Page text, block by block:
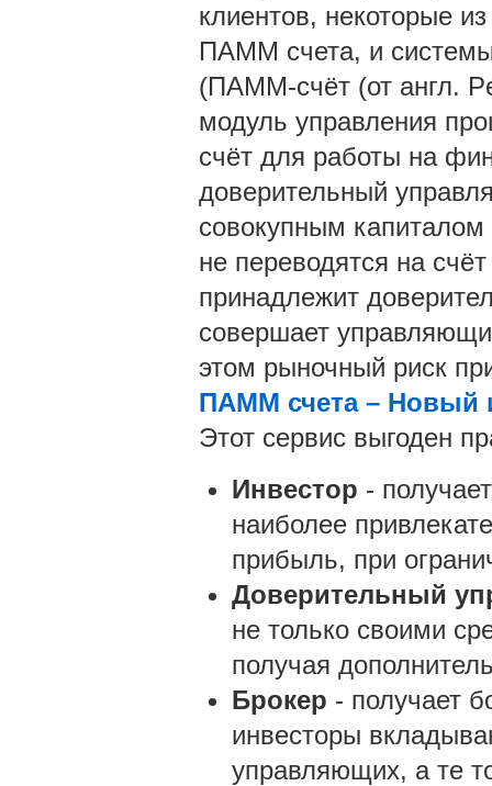
клиентов, некоторые
ПАММ счета, и системы
(ПАММ-счёт (от англ.
модуль управления
счёт для работы на
доверительный
совокупным
не переводятся на
принадлежит
совершает
этом рыночный риск
ПАММ счета – Новый
Этот сервис выгоден
Инвестор -
наиболее
прибыль, при
Доверительный
не только своими
получая
Брокер - получает
инвесторы
управляющих, а те